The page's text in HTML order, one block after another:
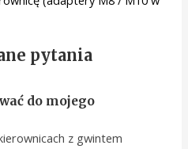
pytania
do mojego
z gwintem